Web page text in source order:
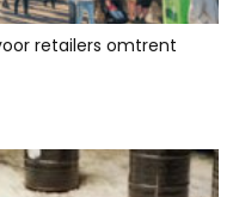
retailers omtrent